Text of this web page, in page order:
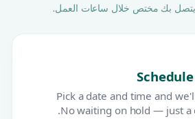
بك مختص خلال ساعات العمل.
Pick a date and time and
No waiting on hold — just a